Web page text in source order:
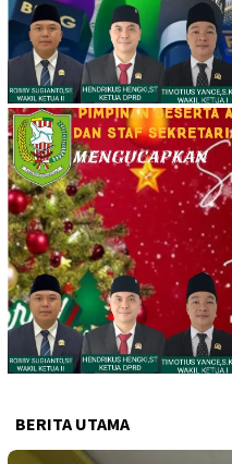
BERITA UTAMA